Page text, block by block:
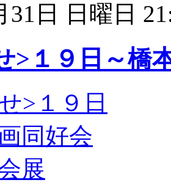
31日 日曜日
>１９日～橋